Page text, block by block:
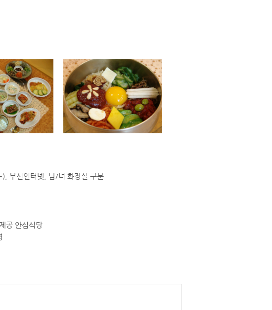
무선인터넷, 남/녀 화장실 구분
공 안심식당